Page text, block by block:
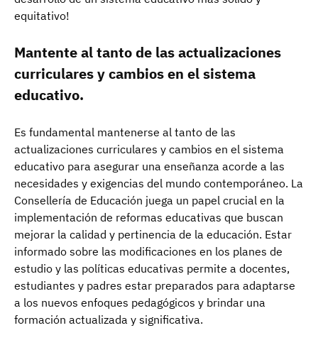
equitativo!
Mantente al tanto de las actualizaciones
curriculares y cambios en el sistema
educativo.
Es fundamental mantenerse al tanto de las
actualizaciones curriculares y cambios en el sistema
educativo para asegurar una enseñanza acorde a las
necesidades y exigencias del mundo contemporáneo. La
Consellería de Educación juega un papel crucial en la
implementación de reformas educativas que buscan
mejorar la calidad y pertinencia de la educación. Estar
informado sobre las modificaciones en los planes de
estudio y las políticas educativas permite a docentes,
estudiantes y padres estar preparados para adaptarse
a los nuevos enfoques pedagógicos y brindar una
formación actualizada y significativa.